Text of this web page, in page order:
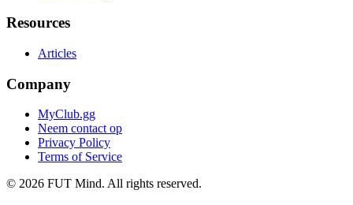
Resources
Articles
Company
MyClub.gg
Neem contact op
Privacy Policy
Terms of Service
© 2026 FUT Mind. All rights reserved.